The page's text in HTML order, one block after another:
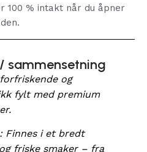
100 % intakt når du åpner
den.
sammensetning
og
fylt med premium
Finnes i et bredt
friske smaker – fra